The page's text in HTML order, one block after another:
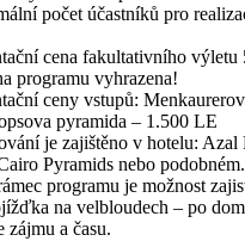
počet účastníků pro
cena fakultativního výletu
programu vyhrazena!
ceny vstupů:
pyramida – 1.500 LE
je zajištěno v hotelu: Azal
Pyramids nebo podobném.
programu je možnost
na velbloudech – po
zájmu a času.